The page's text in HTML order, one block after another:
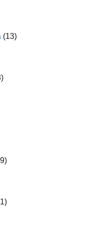
(13)